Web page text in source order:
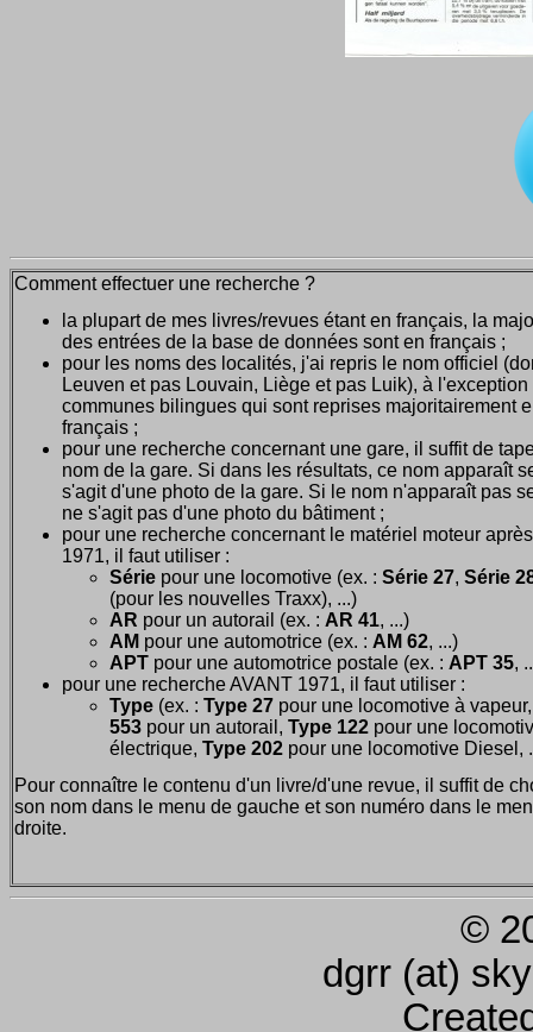
Comment effectuer une recherche ?
la plupart de mes livres/revues étant en français, la
des entrées de la base de données sont en français ;
pour les noms des localités, j'ai repris le nom officiel
Leuven et pas Louvain, Liège et pas Luik), à l'exception
communes bilingues qui sont reprises majoritairement
français ;
pour une recherche concernant une gare, il suffit de
nom de la gare. Si dans les résultats, ce nom apparaît
s'agit d'une photo de la gare. Si le nom n'apparaît pas
ne s'agit pas d'une photo du bâtiment ;
pour une recherche concernant le matériel moteur après
1971, il faut utiliser :
Série pour une locomotive (ex. : Série 27, Série
(pour les nouvelles Traxx), ...)
AR pour un autorail (ex. : AR 41, ...)
AM pour une automotrice (ex. : AM 62, ...)
APT pour une automotrice postale (ex. : APT 35,
pour une recherche AVANT 1971, il faut utiliser :
Type (ex. : Type 27 pour une locomotive à
553 pour un autorail, Type 122 pour une
électrique, Type 202 pour une locomotive Diesel,
Pour connaître le contenu d'un livre/d'une revue, il suffit de
son nom dans le menu de gauche et son numéro dans le
droite.
©
dgrr (at)